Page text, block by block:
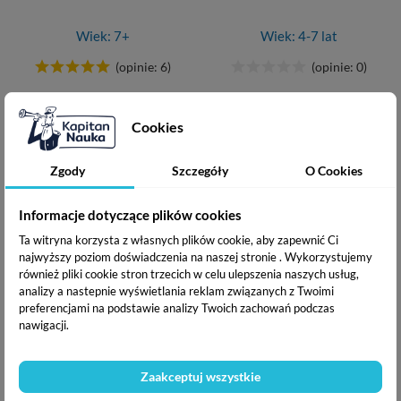
Wiek: 7+
(opinie: 6)
Cena
podstawowa
29,90 zł
Dodaj do koszyka
Wiek: 4-7 lat
(opinie: 0)
Dodano do koszyka
Kolorowanie według kodu.
Cookies
Zgody Szczegóły O Cookies
Informacje dotyczące plików cookies
Ta witryna korzysta z własnych plików cookie, aby zapewnić Ci
najwyższy poziom doświadczenia na naszej stronie . Wykorzystujemy
również pliki cookie stron trzecich w celu ulepszenia naszych usług,
analizy a nastepnie wyświetlania reklam związanych z Twoimi
preferencjami na podstawie analizy Twoich zachowań podczas
nawigacji.
Zaakceptuj wszystkie